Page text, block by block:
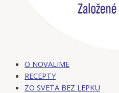
O NOVALIME
RECEPTY
ZO SVETA BEZ LEPKU